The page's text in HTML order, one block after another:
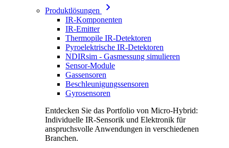
Produktlösungen
IR-Komponenten
IR-Emitter
Thermopile IR-Detektoren
Pyroelektrische IR-Detektoren
NDIRsim - Gasmessung simulieren
Sensor-Module
Gassensoren
Beschleunigungssensoren
Gyrosensoren
Entdecken Sie das Portfolio von Micro-Hybrid:
Individuelle IR-Sensorik und Elektronik für
anspruchsvolle Anwendungen in verschiedenen
Branchen.